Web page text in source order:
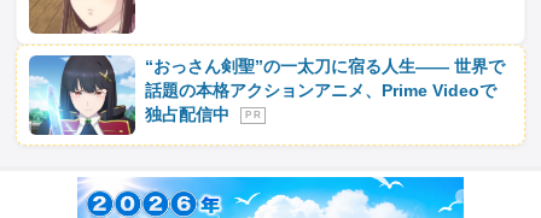
“おっさん剣聖”の一太刀に宿る人生―― 世界で
話題の本格アクションアニメ、Prime Videoで
独占配信中
P R